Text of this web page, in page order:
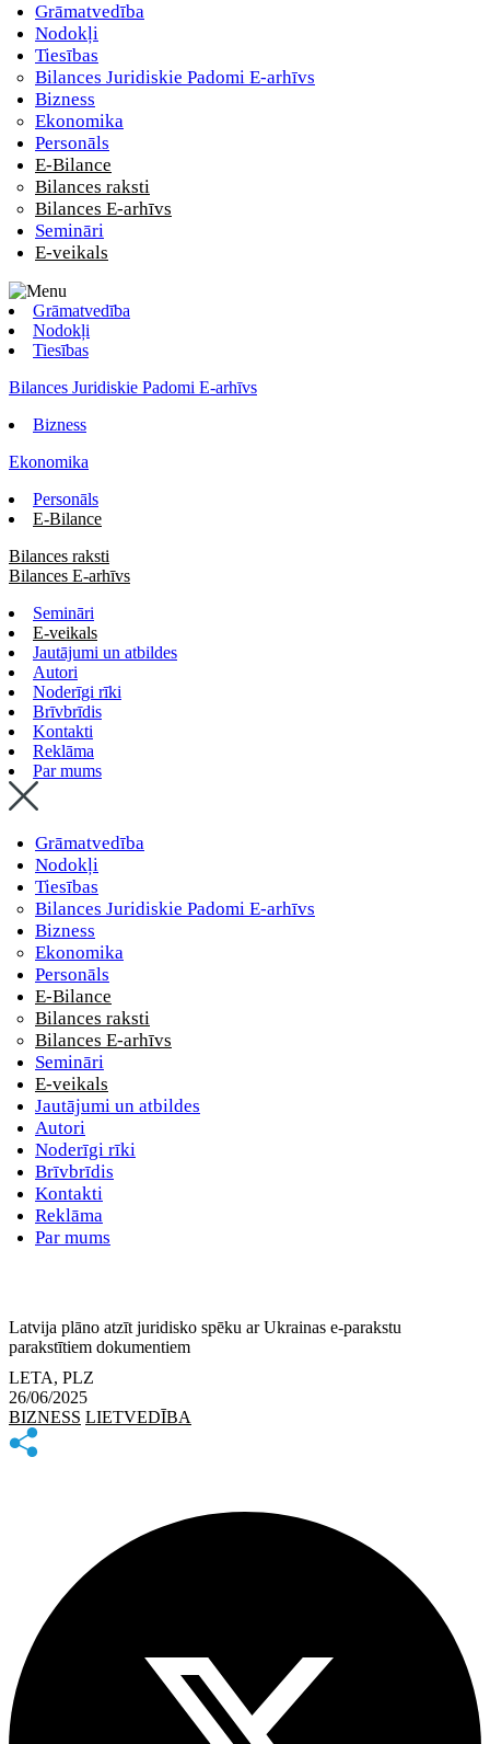
Grāmatvedība
Nodokļi
Tiesības
Bilances Juridiskie Padomi E-arhīvs
Bizness
Ekonomika
Personāls
E-Bilance
Bilances raksti
Bilances E-arhīvs
Semināri
E-veikals
Grāmatvedība
Nodokļi
Tiesības
Bilances Juridiskie Padomi E-arhīvs
Bizness
Ekonomika
Personāls
E-Bilance
Bilances raksti
Bilances E-arhīvs
Semināri
E-veikals
Jautājumi un atbildes
Autori
Noderīgi rīki
Brīvbrīdis
Kontakti
Reklāma
Par mums
Grāmatvedība
Nodokļi
Tiesības
Bilances Juridiskie Padomi E-arhīvs
Bizness
Ekonomika
Personāls
E-Bilance
Bilances raksti
Bilances E-arhīvs
Semināri
E-veikals
Jautājumi un atbildes
Autori
Noderīgi rīki
Brīvbrīdis
Kontakti
Reklāma
Par mums
Latvija plāno atzīt juridisko spēku ar Ukrainas e-parakstu
parakstītiem dokumentiem
LETA, PLZ
26/06/2025
BIZNESS LIETVEDĪBA